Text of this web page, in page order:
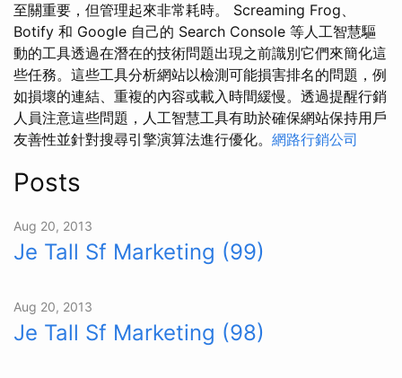
至關重要，但管理起來非常耗時。 Screaming Frog、
Botify 和 Google 自己的 Search Console 等人工智慧驅
動的工具透過在潛在的技術問題出現之前識別它們來簡化這
些任務。這些工具分析網站以檢測可能損害排名的問題，例
如損壞的連結、重複的內容或載入時間緩慢。透過提醒行銷
人員注意這些問題，人工智慧工具有助於確保網站保持用戶
友善性並針對搜尋引擎演算法進行優化。 網路行銷公司
Posts
Aug 20, 2013
Je Tall Sf Marketing (99)
Aug 20, 2013
Je Tall Sf Marketing (98)